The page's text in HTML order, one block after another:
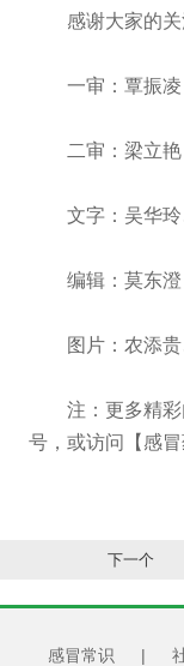
感谢大家的关
一审：覃振凌
二审：梁立艳
文字：吴华玲
编辑：莫东澄
图片：农添贵
注：更多精彩
号，或访问【感冒
下一个
感冒常识 |